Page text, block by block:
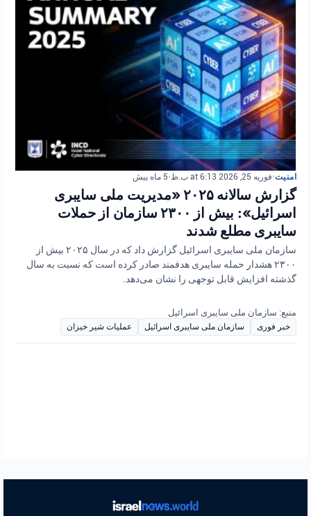
امنیت•فوریه 25, 2026 at 6:13 ب.ظ •5 ماه پیش
گزارش سالانه ۲۰۲۵ «مدیریت ملی سایبری
اسرائیل»: بیش از ۲۳۰۰ سازمان از حملات
سایبری مطلع شدند
سازمان ملی سایبری اسرائیل گزارش داد که در سال ۲۰۲۵ بیش از
۲۳۰۰ هشدار حمله سایبری هدفمند صادر کرده است که نسبت به سال
گذشته افزایش قابل توجهی را نشان می‌دهد.
منبع: سازمان ملی سایبری اسرائیل
خبر فوری سازمان ملی سایبری اسرائیل عملیات شیر خیزان